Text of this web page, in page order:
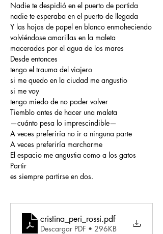
Nadie te despidió en el puerto de partida
nadie te esperaba en el puerto de llegada
Y las hojas de papel en blanco enmoheciendo
volviéndose amarillas en la maleta
maceradas por el agua de los mares
Desde entonces
tengo el trauma del viajero
si me quedo en la ciudad me angustio
si me voy
tengo miedo de no poder volver
Tiemblo antes de hacer una maleta
—cuánto pesa lo imprescindible—
A veces preferiría no ir a ninguna parte
A veces preferiría marcharme
El espacio me angustia como a los gatos
Partir
es siempre partirse en dos.
cristina_peri_rossi.pdf
Descargar PDF • 296KB